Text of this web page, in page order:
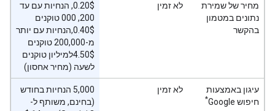
מחיר של שמירת
נתונים במטמון
בהקשר
לא זמין
‫0.20$, הנחיות עם עד
200, 000 טוקנים
‫0.40$,הנחיות עם יותר
מ-200,000 טוקנים
‫4.50$למיליון טוקנים
לשעה (מחיר אחסון)
עיגון באמצעות
חיפוש Google
*
לא זמין
‫5,000 הנחיות בחודש
(בחינם, משותף ל-